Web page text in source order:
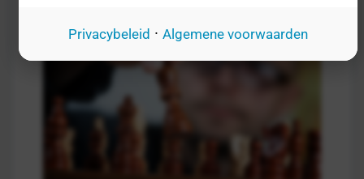
Privacybeleid · Algemene voorwaarden